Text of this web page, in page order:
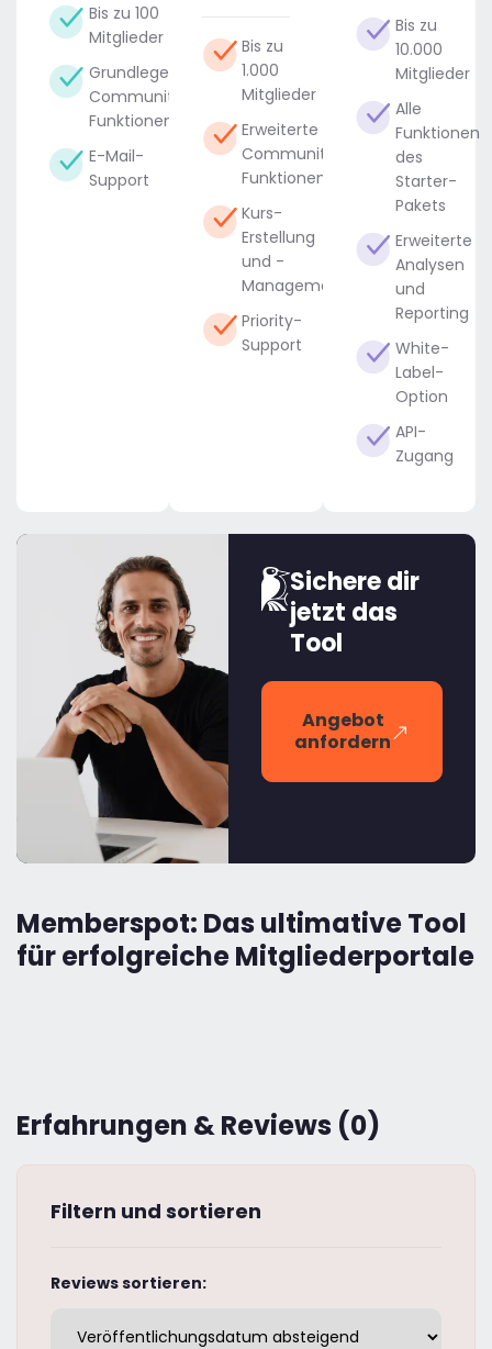
Bis zu 100
Mitglieder
Grundlegende
Community-
Funktionen
E-Mail-
Support
Bis zu
1.000
Mitglieder
Erweiterte
Community-
Funktionen
Kurs-
Erstellung
und -
Management
Priority-
Support
Bis zu
10.000
Mitglieder
Alle
Funktionen
des
Starter-
Pakets
Erweiterte
Analysen
und
Reporting
White-
Label-
Option
API-
Zugang
Sichere dir
jetzt das
Tool
Angebot
anfordern
Memberspot: Das ultimative Tool
für erfolgreiche Mitgliederportale
Erfahrungen & Reviews (0)
Filtern und sortieren
Reviews sortieren: